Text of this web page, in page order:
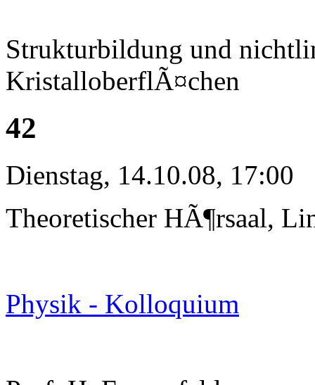
Strukturbildung und
KristalloberflÃ¤chen
42
Dienstag, 14.10.08, 17:00
Theoretischer HÃ¶rsaal,
Physik - Kolloquium